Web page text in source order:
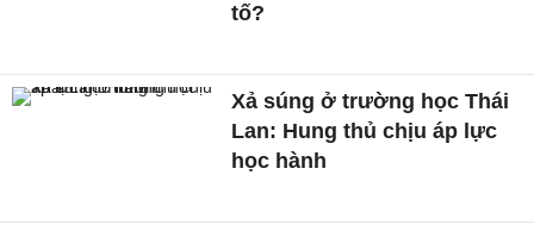
tố?
Xả súng ở trường học Thái
Lan: Hung thủ chịu áp lực
học hành